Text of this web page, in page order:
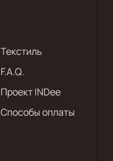
Текстиль
F.A.Q.
Проект INDee
Способы оплаты